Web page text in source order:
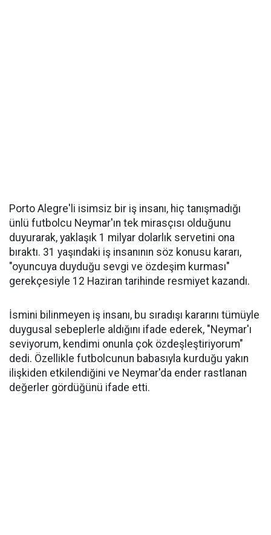
Porto Alegre'li isimsiz bir iş insanı, hiç tanışmadığı
ünlü futbolcu Neymar'ın tek mirasçısı olduğunu
duyurarak, yaklaşık 1 milyar dolarlık servetini ona
bıraktı. 31 yaşındaki iş insanının söz konusu kararı,
"oyuncuya duyduğu sevgi ve özdeşim kurması"
gerekçesiyle 12 Haziran tarihinde resmiyet kazandı.
İsmini bilinmeyen iş insanı, bu sıradışı kararını tümüyle
duygusal sebeplerle aldığını ifade ederek, "Neymar'ı
seviyorum, kendimi onunla çok özdeşleştiriyorum"
dedi. Özellikle futbolcunun babasıyla kurduğu yakın
ilişkiden etkilendiğini ve Neymar'da ender rastlanan
değerler gördüğünü ifade etti.